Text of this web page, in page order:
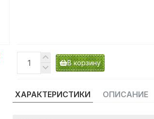
ХАРАКТЕРИСТИКИ ОПИСАНИЕ
В корзину